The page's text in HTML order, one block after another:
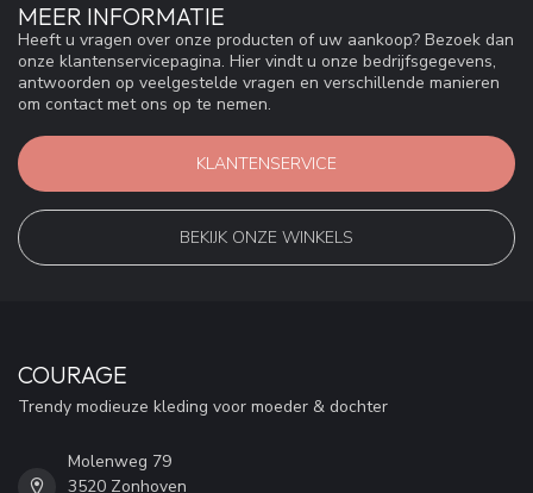
MEER INFORMATIE
Heeft u vragen over onze producten of uw aankoop? Bezoek dan
onze klantenservicepagina. Hier vindt u onze bedrijfsgegevens,
antwoorden op veelgestelde vragen en verschillende manieren
om contact met ons op te nemen.
KLANTENSERVICE
BEKIJK ONZE WINKELS
COURAGE
Trendy modieuze kleding voor moeder & dochter
Molenweg 79
3520 Zonhoven